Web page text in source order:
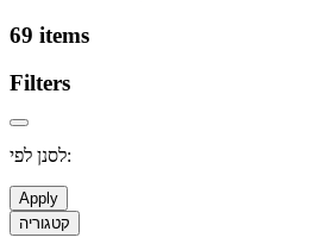
69 items
Filters
לסנן לפי:
Apply
קטגוריה